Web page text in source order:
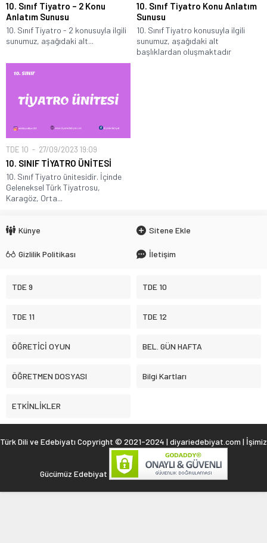
10. Sınıf Tiyatro – 2 Konu
Anlatım Sunusu
10. Sınıf Tiyatro - 2 konusuyla ilgili
sunumuz, aşağıdaki alt...
10. Sınıf Tiyatro Konu Anlatım
Sunusu
10. Sınıf Tiyatro konusuyla ilgili
sunumuz, aşağıdaki alt
başlıklardan oluşmaktadır
TDE 10 27/09/2023 19:09
10. SINIF TİYATRO ÜNİTESİ
10. Sınıf Tiyatro ünitesidir. İçinde
Geleneksel Türk Tiyatrosu,
Karagöz, Orta...
Künye Sitene Ekle
Gizlilik Politikası İletişim
TDE 9 TDE 10
TDE 11 TDE 12
ÖĞRETİCİ OYUN BEL. GÜN HAFTA
ÖĞRETMEN DOSYASI Bilgi Kartları
ETKİNLİKLER
Türk Dili ve Edebiyatı Copyright © 2021-2024 | diyariedebiyat.com | İşimiz
Gücümüz Edebiyat